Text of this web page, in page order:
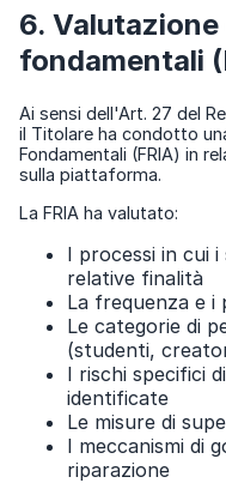
6.
fondamentali
Ai sensi dell'Art. 27 del
il Titolare ha condotto
Fondamentali (FRIA) in
sulla piattaforma.
La FRIA ha valutato:
I processi in cui
relative finalità
La frequenza e i
Le categorie di
(studenti,
I rischi specifici
identificate
Le misure di
I meccanismi di
riparazione